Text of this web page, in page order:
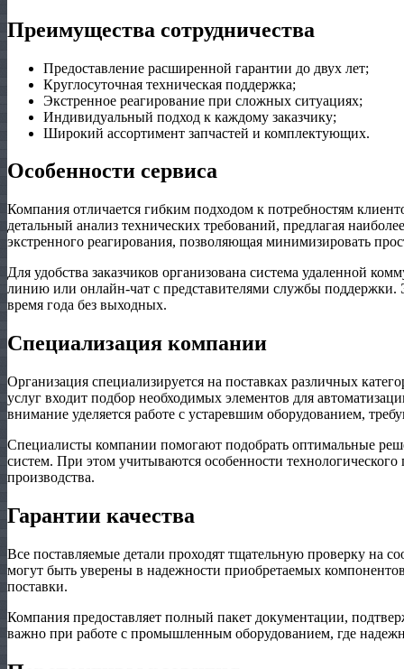
Преимущества сотрудничества
Предоставление расширенной гарантии до двух лет;
Круглосуточная техническая поддержка;
Экстренное реагирование при сложных ситуациях;
Индивидуальный подход к каждому заказчику;
Широкий ассортимент запчастей и комплектующих.
Особенности сервиса
Компания отличается гибким подходом к потребностям
детальный анализ технических требований, предлагая
экстренного реагирования, позволяющая минимизировать
Для удобства заказчиков организована система удаленной
линию или онлайн-чат с представителями службы
время года без выходных.
Специализация компании
Организация специализируется на поставках различных
услуг входит подбор необходимых элементов для
внимание уделяется работе с устаревшим оборудованием,
Специалисты компании помогают подобрать оптимальные
систем. При этом учитываются особенности
производства.
Гарантии качества
Все поставляемые детали проходят тщательную проверку на
могут быть уверены в надежности приобретаемых
поставки.
Компания предоставляет полный пакет документации,
важно при работе с промышленным оборудованием, где